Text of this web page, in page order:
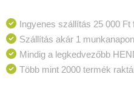
Ingyenes szállítás 25 000 Ft
Szállítás akár 1
Mindig a legkedvezőbb
Több mint 2000 termék